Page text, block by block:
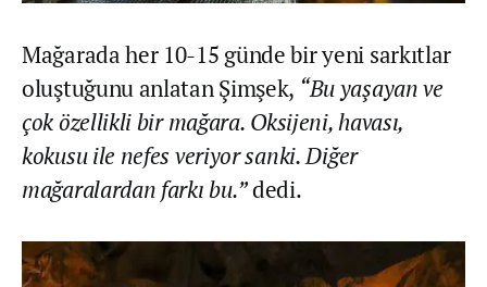
Mağarada her 10-15 günde bir yeni sarkıtlar
oluştuğunu anlatan Şimşek, “Bu yaşayan ve
çok özellikli bir mağara. Oksijeni, havası,
kokusu ile nefes veriyor sanki. Diğer
mağaralardan farkı bu.”dedi.